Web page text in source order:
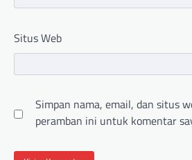
Situs Web
Simpan nama, email, dan situs
peramban ini untuk komentar